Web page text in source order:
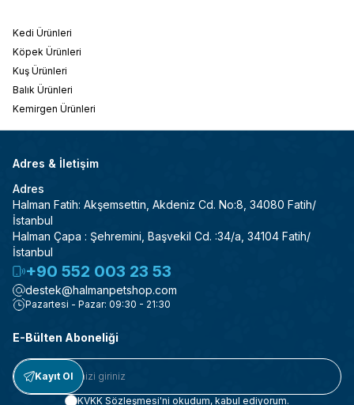
Kedi Ürünleri
Köpek Ürünleri
Kuş Ürünleri
Balık Ürünleri
Kemirgen Ürünleri
Adres & İletişim
Adres
Halman Fatih: Akşemsettin, Akdeniz Cd. No:8, 34080 Fatih/
İstanbul
Halman Çapa : Şehremini, Başvekil Cd. :34/a, 34104 Fatih/
İstanbul
+90 552 003 23 53
destek@halmanpetshop.com
Pazartesi - Pazar: 09:30 - 21:30
E-Bülten Aboneliği
Kayıt Ol
KVKK Sözleşmesi'ni okudum, kabul ediyorum.